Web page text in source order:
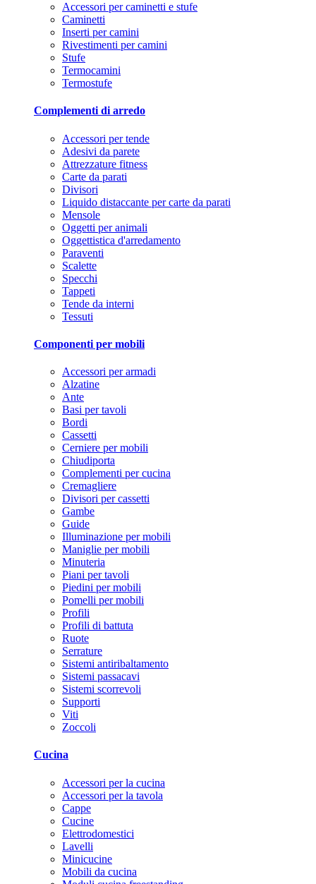
Accessori per caminetti e stufe
Caminetti
Inserti per camini
Rivestimenti per camini
Stufe
Termocamini
Termostufe
Complementi di arredo
Accessori per tende
Adesivi da parete
Attrezzature fitness
Carte da parati
Divisori
Liquido distaccante per carte da parati
Mensole
Oggetti per animali
Oggettistica d'arredamento
Paraventi
Scalette
Specchi
Tappeti
Tende da interni
Tessuti
Componenti per mobili
Accessori per armadi
Alzatine
Ante
Basi per tavoli
Bordi
Cassetti
Cerniere per mobili
Chiudiporta
Complementi per cucina
Cremagliere
Divisori per cassetti
Gambe
Guide
Illuminazione per mobili
Maniglie per mobili
Minuteria
Piani per tavoli
Piedini per mobili
Pomelli per mobili
Profili
Profili di battuta
Ruote
Serrature
Sistemi antiribaltamento
Sistemi passacavi
Sistemi scorrevoli
Supporti
Viti
Zoccoli
Cucina
Accessori per la cucina
Accessori per la tavola
Cappe
Cucine
Elettrodomestici
Lavelli
Minicucine
Mobili da cucina